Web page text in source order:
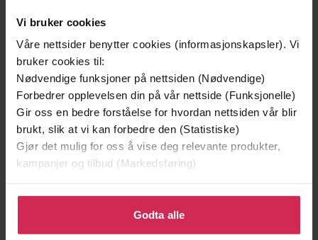
Vi bruker cookies
Våre nettsider benytter cookies (informasjonskapsler). Vi
bruker cookies til:
Nødvendige funksjoner på nettsiden (Nødvendige)
Forbedrer opplevelsen din på vår nettside (Funksjonelle)
Gir oss en bedre forståelse for hvordan nettsiden vår blir
brukt, slik at vi kan forbedre den (Statistiske)
Gjør det mulig for oss å vise deg relevante produkter,
kampanjer og tilbud (Markedsføring)
Klikk på «Godta alle» for å gi oss ditt samtykke til å
bruke cookies for alle disse formålene. Du kan også
tilpasse ditt samtykke til spesifikke formål ved å klikke
Godta alle
249,-
Den som drepte helvetes engler
Jan Guillou
169,-
Helga Flatland